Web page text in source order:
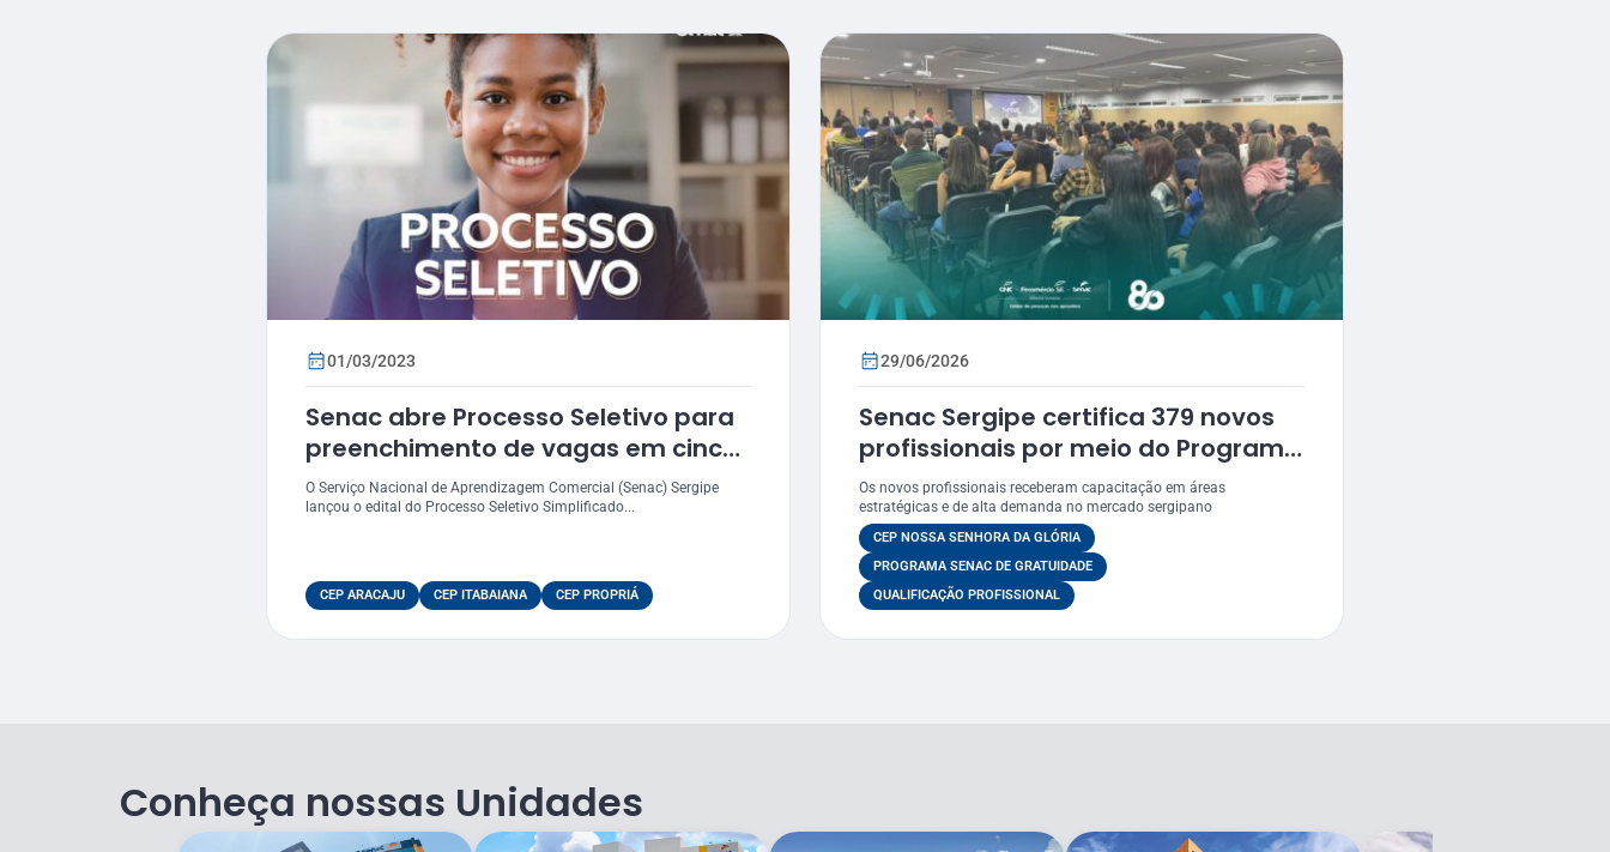
01/03/2023
Senac abre Processo Seletivo para
preenchimento de vagas em cinco
unidades do Estado
O Serviço Nacional de Aprendizagem Comercial (Senac) Sergipe
lançou o edital do Processo Seletivo Simplificado...
CEP ARACAJU CEP ITABAIANA CEP PROPRIÁ
29/06/2026
Senac Sergipe certifica 379 novos
profissionais por meio do Programa
de Gratuidade
Os novos profissionais receberam capacitação em áreas
estratégicas e de alta demanda no mercado sergipano
CEP NOSSA SENHORA DA GLÓRIA
PROGRAMA SENAC DE GRATUIDADE
QUALIFICAÇÃO PROFISSIONAL
Conheça nossas Unidades